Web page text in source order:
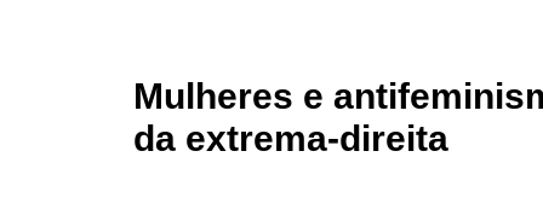
Mulheres e
da extrema-direita